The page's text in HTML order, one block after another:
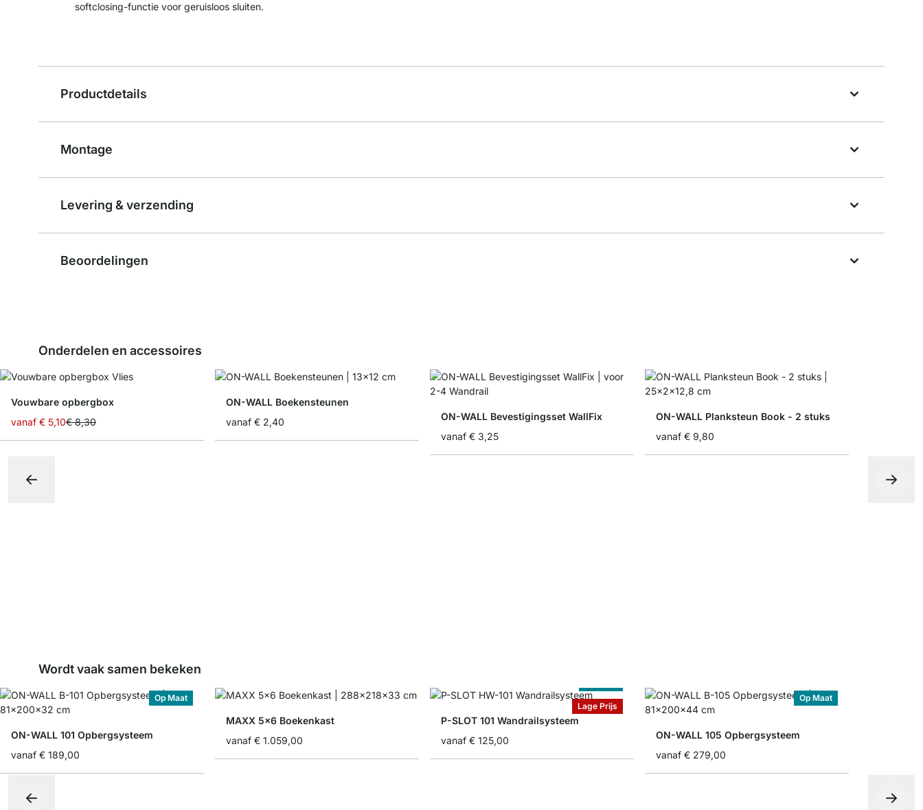
softclosing-functie voor geruisloos sluiten.
Productdetails
Montage
Levering & verzending
Beoordelingen
Onderdelen en accessoires
Vouwbare opbergbox
vanaf € 5,10€ 8,30
ON-WALL Boekensteunen
vanaf € 2,40
ON-WALL Bevestigingsset WallFix
vanaf € 3,25
ON-WALL Planksteun Book - 2 stuks
vanaf € 9,80
Wordt vaak samen bekeken
Op Maat
ON-WALL 101 Opbergsysteem
vanaf € 189,00
MAXX 5x6 Boekenkast
vanaf € 1.059,00
Lage Prijs
P-SLOT 101 Wandrailsysteem
vanaf € 125,00
Op Maat
ON-WALL 105 Opbergsysteem
vanaf € 279,00